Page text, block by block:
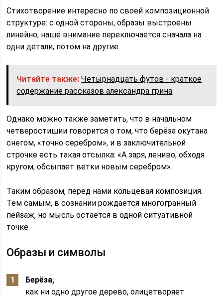
Стихотворение интересно по своей композиционной
структуре: с одной стороны, образы выстроены
линейно, наше внимание переключается сначала на
одни детали, потом на другие.
Читайте также: Четырнадцать футов - краткое
содержание рассказов александра грина
Однако можно также заметить, что в начальном
четверостишии говорится о том, что берёза окутана
снегом, «точно серебром», и в заключительной
строчке есть такая отсылка: «А заря, лениво, обходя
кругом, обсыпает ветки новым серебром».
Таким образом, перед нами кольцевая композиция.
Тем самым, в сознании рождается многогранный
пейзаж, но мысль остаётся в одной ситуативной
точке.
Образы и символы
Берёза,
как ни одно другое дерево, олицетворяет